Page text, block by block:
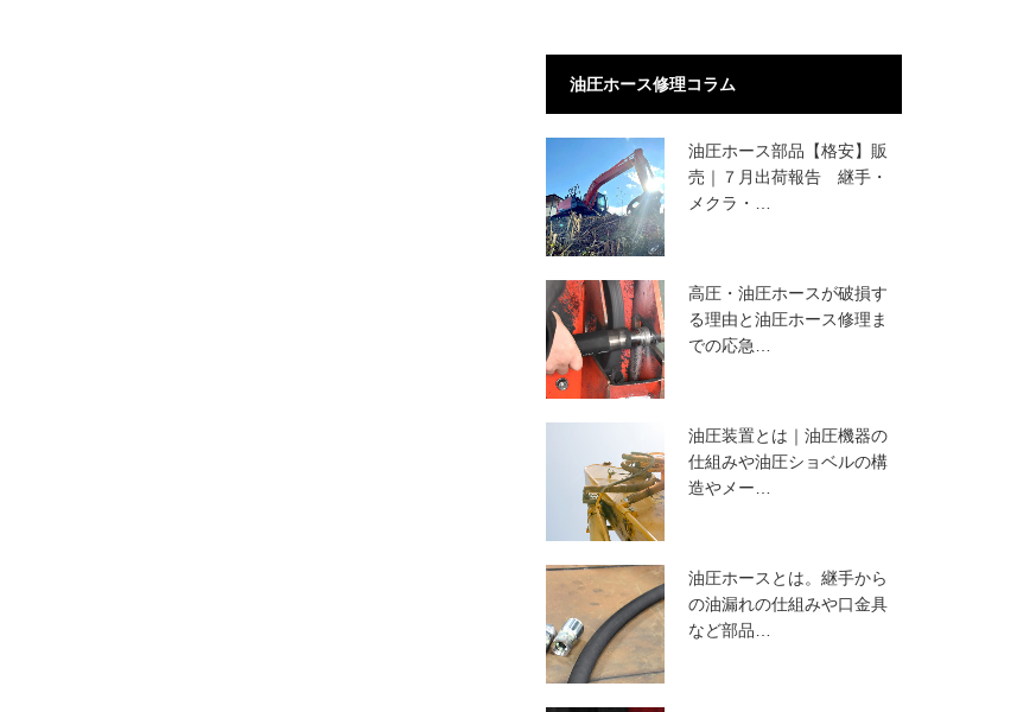
油圧ホース修理コラム
油圧ホース部品【格安】販
売｜７月出荷報告 継手・
メクラ・…
高圧・油圧ホースが破損す
る理由と油圧ホース修理ま
での応急…
油圧装置とは｜油圧機器の
仕組みや油圧ショベルの構
造やメー…
油圧ホースとは。継手から
の油漏れの仕組みや口金具
など部品…